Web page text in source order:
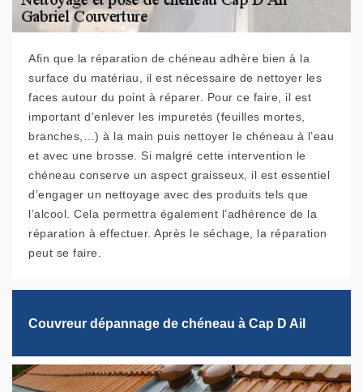
Afin que la réparation de chéneau adhère bien à la
surface du matériau, il est nécessaire de nettoyer les
faces autour du point à réparer. Pour ce faire, il est
important d’enlever les impuretés (feuilles mortes,
branches,…) à la main puis nettoyer le chéneau à l’eau
et avec une brosse. Si malgré cette intervention le
chéneau conserve un aspect graisseux, il est essentiel
d’engager un nettoyage avec des produits tels que
l’alcool. Cela permettra également l’adhérence de la
réparation à effectuer. Après le séchage, la réparation
peut se faire.
Couvreur dépannage de chéneau à Cap D Ail